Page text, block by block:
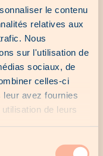
le contenu
relatives aux
Nous
sur l'utilisation de
sociaux, de
celles-ci
avez fournies
de leurs
Moment...